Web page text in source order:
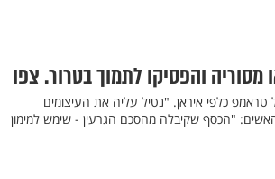
והפסיקו לתמוך בטרור. צפו
כלפי איראן. "נטיל עליה את העיצומים
"הכסף שקיבלה מהסכם הגרעין - שימש למימון